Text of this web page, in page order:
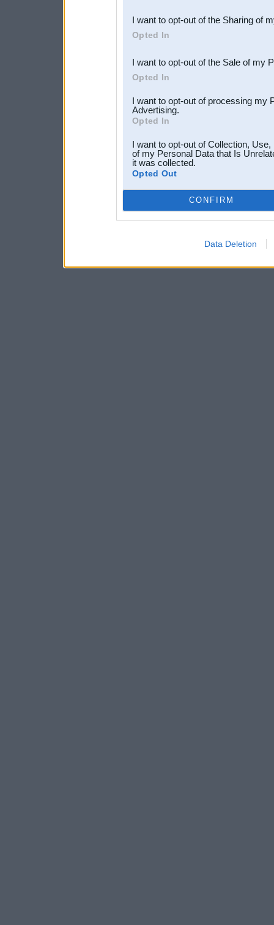
Downstream Participants
third parties.
I want to opt-out of the Sharing of
Opted In
I want to opt-out of the Sale of my
Opted In
I want to opt-out of processing my
Advertising.
Opted In
I want to opt-out of Collection,
of my Personal Data that Is
it was collected.
Opted Out
CONFIRM
Data Deletion